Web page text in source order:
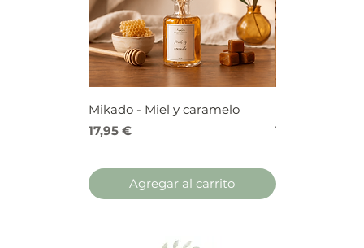
Mikado - Miel y caramelo
Precio
17,95 €
Agregar al carrito
Precio
17,95 €